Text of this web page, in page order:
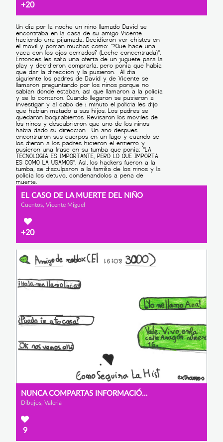
+20
EL CASO DE LA MUERTE DEL NIÑO
Cuentos, Vicente Miguel
+20
NUNCA COMPARTAS INFORMACIÓN CON EXTRAÑOS
Dibujos, Valeria
9